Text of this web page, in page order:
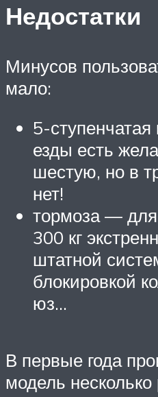
Недостатки
Минусов
мало:
5-
езды есть
шестую, но в
нет!
тормоза —
300 кг
штатной
блокировкой
юз…
В первые года
модель